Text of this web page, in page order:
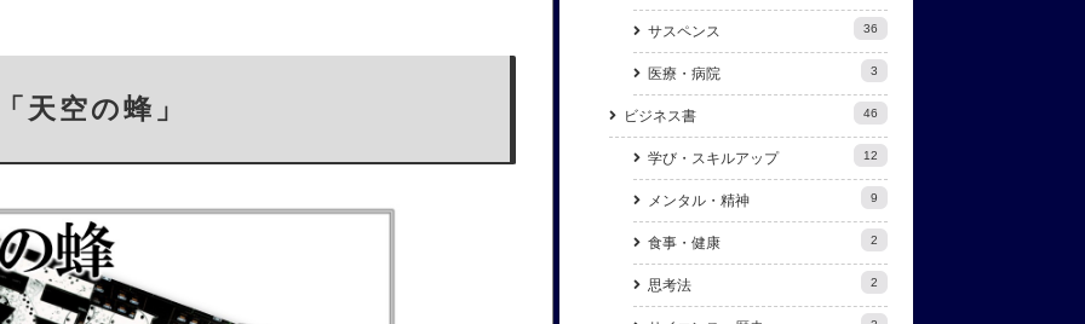
天空の蜂」
サスペンス 36
医療・病院 3
ビジネス書 46
学び・スキルアップ 12
メンタル・精神 9
食事・健康 2
思考法 2